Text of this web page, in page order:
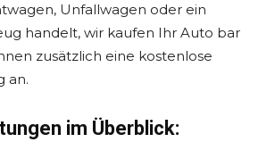
Unfallwagen oder ein
handelt, wir kaufen Ihr Auto bar
zusätzlich eine kostenlose
an.
im Überblick: